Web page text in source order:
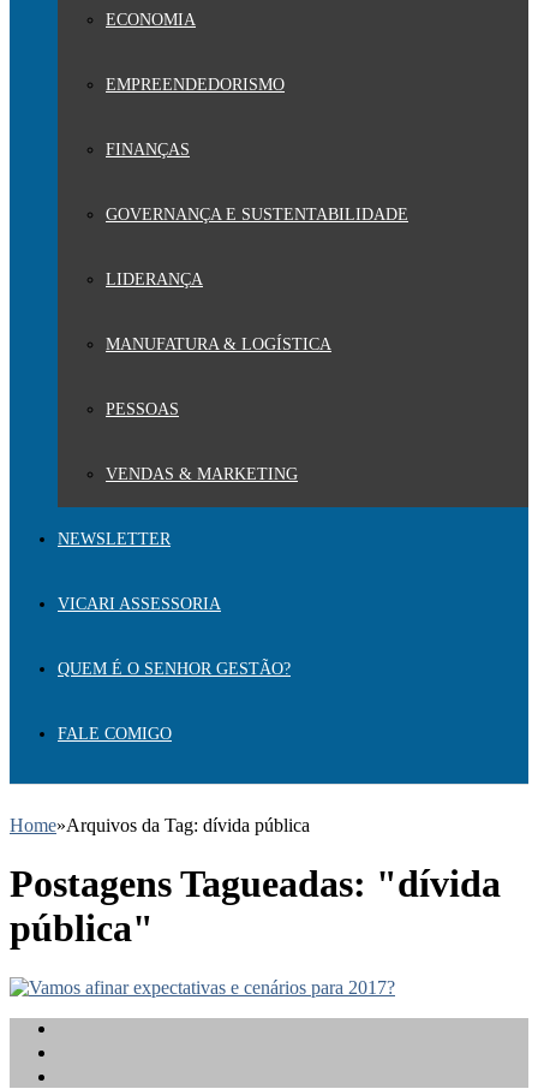
ECONOMIA
EMPREENDEDORISMO
FINANÇAS
GOVERNANÇA E SUSTENTABILIDADE
LIDERANÇA
MANUFATURA & LOGÍSTICA
PESSOAS
VENDAS & MARKETING
NEWSLETTER
VICARI ASSESSORIA
QUEM É O SENHOR GESTÃO?
FALE COMIGO
Home»Arquivos da Tag: dívida pública
Postagens Tagueadas: "dívida
pública"